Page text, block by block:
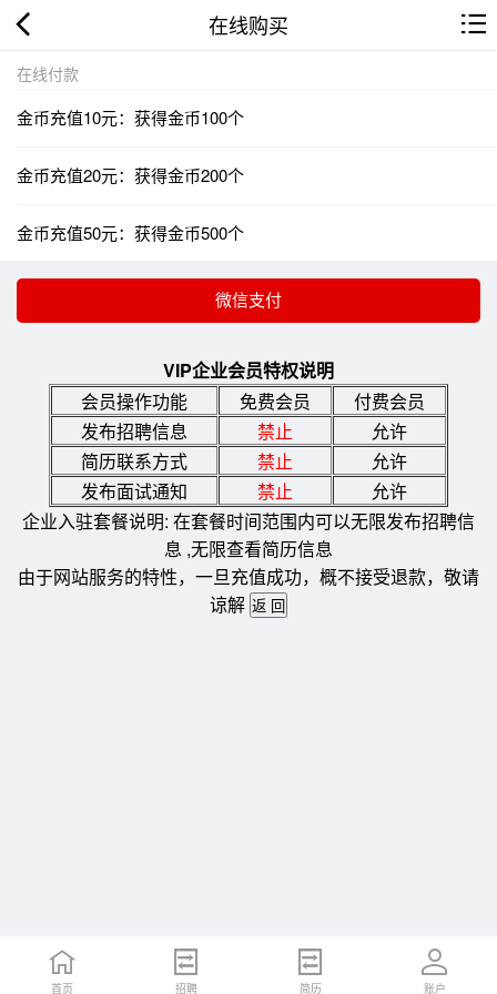
在线购买
在线付款
金币充值10元：获得金币100个
金币充值20元：获得金币200个
金币充值50元：获得金币500个
VIP企业会员特权说明
会员操作功能
免费会员
付费会员
发布招聘信息
禁止
允许
简历联系方式
禁止
允许
发布面试通知
禁止
允许
企业入驻套餐说明: 在套餐时间范围内可以无限发布招聘信
息 ,无限查看简历信息
由于网站服务的特性，一旦充值成功，概不接受退款，敬请
谅解
首页 招聘 简历 账户